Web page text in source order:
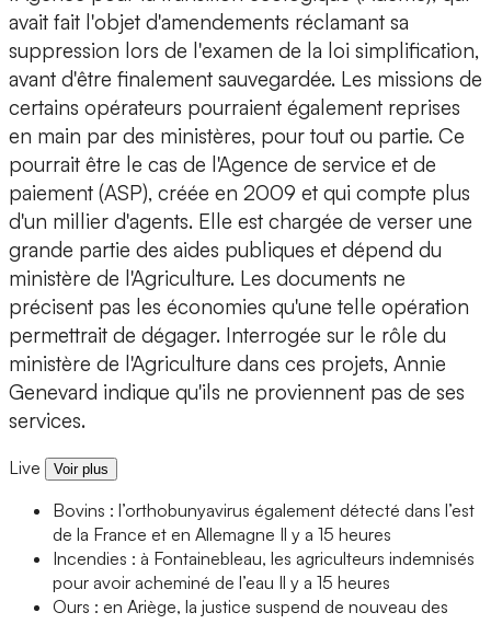
avait fait l'objet d'amendements réclamant sa
suppression lors de l'examen de la loi simplification,
avant d'être finalement sauvegardée. Les missions de
certains opérateurs pourraient également reprises
en main par des ministères, pour tout ou partie. Ce
pourrait être le cas de l'Agence de service et de
paiement (ASP), créée en 2009 et qui compte plus
d'un millier d'agents. Elle est chargée de verser une
grande partie des aides publiques et dépend du
ministère de l'Agriculture. Les documents ne
précisent pas les économies qu'une telle opération
permettrait de dégager. Interrogée sur le rôle du
ministère de l'Agriculture dans ces projets, Annie
Genevard indique qu'ils ne proviennent pas de ses
services.
Live Voir plus
Bovins : l’orthobunyavirus également détecté dans l’est
de la France et en Allemagne Il y a 15 heures
Incendies : à Fontainebleau, les agriculteurs indemnisés
pour avoir acheminé de l’eau Il y a 15 heures
Ours : en Ariège, la justice suspend de nouveau des